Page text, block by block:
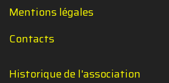
Mentions légales
Contacts
Historique de l'association